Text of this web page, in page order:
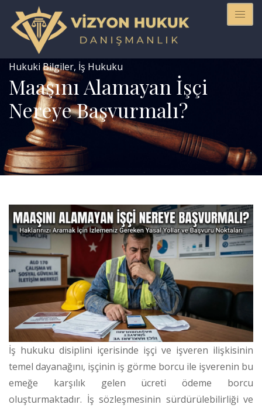
Hukuki Bilgiler, İş Hukuku
Maaşını Alamayan İşçi
Nereye Başvurmalı?
İş hukuku disiplini içerisinde işçi ve işveren ilişkisinin
temel dayanağını, işçinin iş görme borcu ile işverenin bu
emeğe karşılık gelen ücreti ödeme borcu
oluşturmaktadır. İş sözleşmesinin sürdürülebilirliği ve